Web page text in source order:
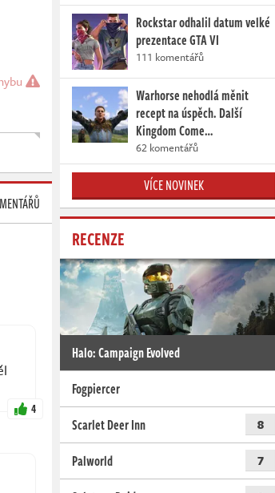
4
Rockstar odhalil datum velké
prezentace GTA VI
111 komentářů
Warhorse nehodlá měnit
recept na úspěch. Další
Kingdom Come…
62 komentářů
VÍCE NOVINEK
RECENZE
Halo: Campaign Evolved
Fogpiercer
Scarlet Deer Inn
8
Palworld 7